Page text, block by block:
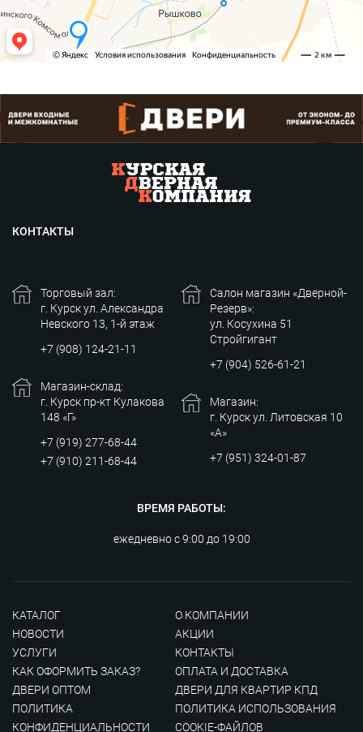
КОНТАКТЫ
Торговый зал:
г. Курск ул. Александра
Невского 13, 1-й этаж
+7 (908) 124-21-11
Магазин-склад:
г. Курск пр-кт Кулакова
148 «Г»
+7 (919) 277-68-44
+7 (910) 211-68-44
Салон магазин «Дверной-
Резерв»:
ул. Косухина 51
Стройгигант
+7 (904) 526-61-21
Магазин:
г. Курск ул. Литовская 10
«А»
+7 (951) 324-01-87
ВРЕМЯ РАБОТЫ:
ежедневно с 9:00 до 19:00
КАТАЛОГ
О КОМПАНИИ
НОВОСТИ
АКЦИИ
УСЛУГИ
КОНТАКТЫ
КАК ОФОРМИТЬ ЗАКАЗ?
ОПЛАТА И ДОСТАВКА
ДВЕРИ ОПТОМ
ДВЕРИ ДЛЯ КВАРТИР КПД
ПОЛИТИКА
КОНФИДЕНЦИАЛЬНОСТИ
ПОЛИТИКА ИСПОЛЬЗОВАНИЯ
COOKIE-ФАЙЛОВ